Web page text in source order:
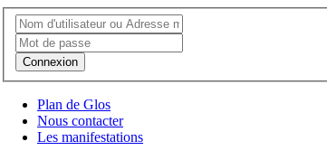
Connexion
Plan de Glos
Nous contacter
Les manifestations